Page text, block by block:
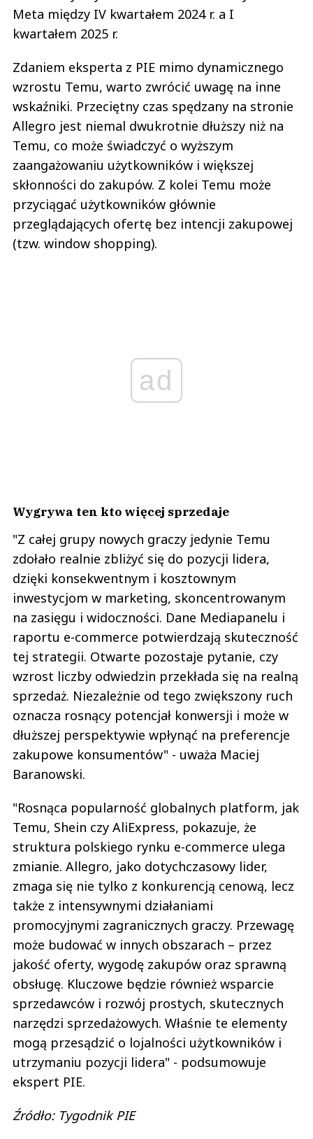
Meta między IV kwartałem 2024 r. a I
kwartałem 2025 r.
Zdaniem eksperta z PIE mimo dynamicznego
wzrostu Temu, warto zwrócić uwagę na inne
wskaźniki. Przeciętny czas spędzany na stronie
Allegro jest niemal dwukrotnie dłuższy niż na
Temu, co może świadczyć o wyższym
zaangażowaniu użytkowników i większej
skłonności do zakupów. Z kolei Temu może
przyciągać użytkowników głównie
przeglądających ofertę bez intencji zakupowej
(tzw. window shopping).
ad
Wygrywa ten kto więcej sprzedaje
"Z całej grupy nowych graczy jedynie Temu
zdołało realnie zbliżyć się do pozycji lidera,
dzięki konsekwentnym i kosztownym
inwestycjom w marketing, skoncentrowanym
na zasięgu i widoczności. Dane Mediapanelu i
raportu e-commerce potwierdzają skuteczność
tej strategii. Otwarte pozostaje pytanie, czy
wzrost liczby odwiedzin przekłada się na realną
sprzedaż. Niezależnie od tego zwiększony ruch
oznacza rosnący potencjał konwersji i może w
dłuższej perspektywie wpłynąć na preferencje
zakupowe konsumentów" - uważa Maciej
Baranowski.
"Rosnąca popularność globalnych platform, jak
Temu, Shein czy AliExpress, pokazuje, że
struktura polskiego rynku e-commerce ulega
zmianie. Allegro, jako dotychczasowy lider,
zmaga się nie tylko z konkurencją cenową, lecz
także z intensywnymi działaniami
promocyjnymi zagranicznych graczy. Przewagę
może budować w innych obszarach – przez
jakość oferty, wygodę zakupów oraz sprawną
obsługę. Kluczowe będzie również wsparcie
sprzedawców i rozwój prostych, skutecznych
narzędzi sprzedażowych. Właśnie te elementy
mogą przesądzić o lojalności użytkowników i
utrzymaniu pozycji lidera" - podsumowuje
ekspert PIE.
Źródło: Tygodnik PIE